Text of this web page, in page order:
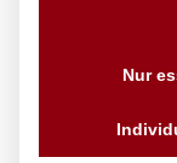
Nur